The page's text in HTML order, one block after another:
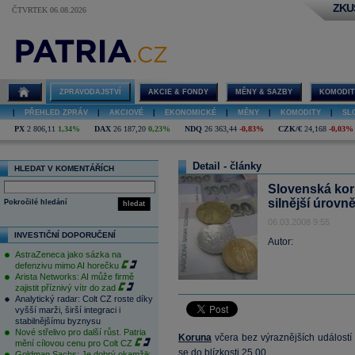
ČTVRTEK 06.08.2026
ZPRAVODAJSTVÍ AKCIE & FONDY MĚNY & SAZBY
PŘEHLED ZPRÁV AKCIOVÉ EKONOMICKÉ MĚNY KOMODITY
PX 2 806,11 1,34% DAX 26 187,20 0,23% NDQ 26 363,44 -0,83% CZK/€ 24,168 -0,03%
HLEDAT V KOMENTÁŘÍCH
hledat
Pokročilé hledání
INVESTIČNÍ DOPORUČENÍ
AstraZeneca jako sázka na
defenzivu mimo AI horečku
Arista Networks: AI může firmě
zajistit příznivý vítr do zad
Analytický radar: Colt CZ roste díky
vyšší marži, širší integraci i
stabilnějšímu byznysu
Nové střelivo pro další růst. Patria
mění cílovou cenu pro Colt CZ
Detail - články
Slovenská
silnější
06.03.2008 9:55
Autor:
Koruna včera bez výraznějších
se do blízkosti 25,00.